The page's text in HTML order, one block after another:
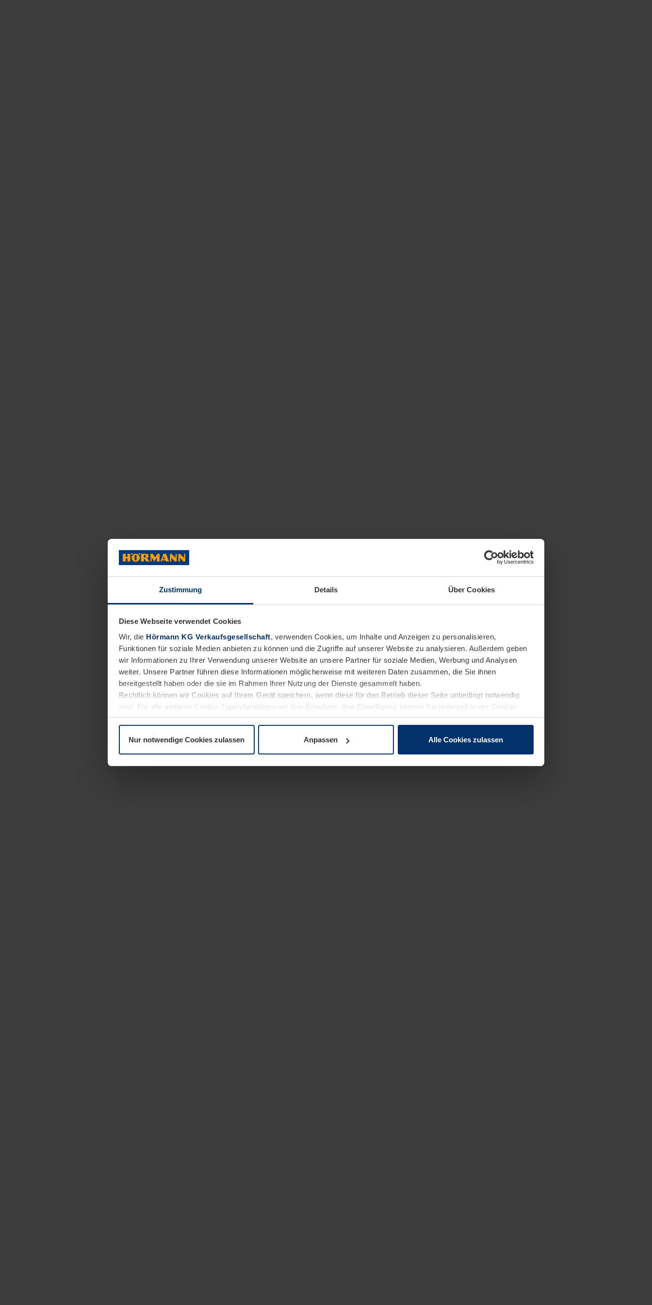
Zustimmung Details Über Cookies
Diese Webseite verwendet Cookies
Wir, die Hörmann KG Verkaufsgesellschaft, verwenden Cookies, um Inhalte und Anzeigen zu personalisieren,
Funktionen für soziale Medien anbieten zu können und die Zugriffe auf unserer Website zu analysieren. Außerdem geben
wir Informationen zu Ihrer Verwendung unserer Website an unsere Partner für soziale Medien, Werbung und Analysen
weiter. Unsere Partner führen diese Informationen möglicherweise mit weiteren Daten zusammen, die Sie ihnen
bereitgestellt haben oder die sie im Rahmen Ihrer Nutzung der Dienste gesammelt haben.
Rechtlich können wir Cookies auf Ihrem Gerät speichern, wenn diese für den Betrieb dieser Seite unbedingt notwendig
sind. Für alle anderen Cookie-Typen benötigen wir Ihre Erlaubnis. Ihre Einwilligung können Sie jederzeit in der Cookie-
Erläuterung auf der SeiteDatenschutzerklärungunserer Website ändern oder widerrufen.
Nur notwendige Cookies zulassen Anpassen Alle Cookies zulassen